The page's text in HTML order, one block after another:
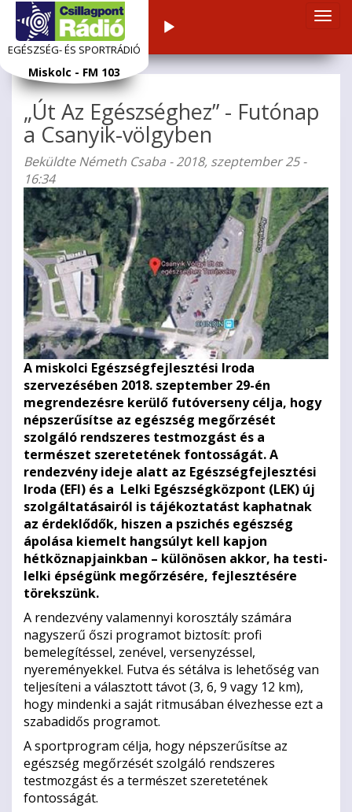
Ugrás
a
tartalomra
EGÉSZSÉG- ÉS SPORTRÁDIÓ
Miskolc - FM 103
Audiolejátszó
„Út Az Egészséghez” - Futónap
a Csanyik-völgyben
BeküldteNémeth Csaba - 2018, szeptember 25 -
16:34
A miskolci Egészségfejlesztési Iroda
szervezésében 2018. szeptember 29-én
megrendezésre kerülő futóverseny célja, hogy
népszerűsítse az egészség megőrzését
szolgáló rendszeres testmozgást és a
természet szeretetének fontosságát. A
rendezvény ideje alatt az Egészségfejlesztési
Iroda (EFI) és a Lelki Egészségközpont (LEK) új
szolgáltatásairól is tájékoztatást kaphatnak
az érdeklődők, hiszen a pszichés egészség
ápolása kiemelt hangsúlyt kell kapjon
hétköznapjainkban – különösen akkor, ha testi-
lelki épségünk megőrzésére, fejlesztésére
törekszünk.
A rendezvény valamennyi korosztály számára
nagyszerű őszi programot biztosít: profi
bemelegítéssel, zenével, versenyzéssel,
nyereményekkel. Futva és sétálva is lehetőség van
teljesíteni a választott távot (3, 6, 9 vagy 12 km),
hogy mindenki a saját ritmusában élvezhesse ezt a
szabadidős programot.
A sportprogram célja, hogy népszerűsítse az
egészség megőrzését szolgáló rendszeres
testmozgást és a természet szeretetének
fontosságát.